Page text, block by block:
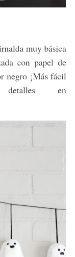
muy básica
con papel de
negro ¡Más fácil
en